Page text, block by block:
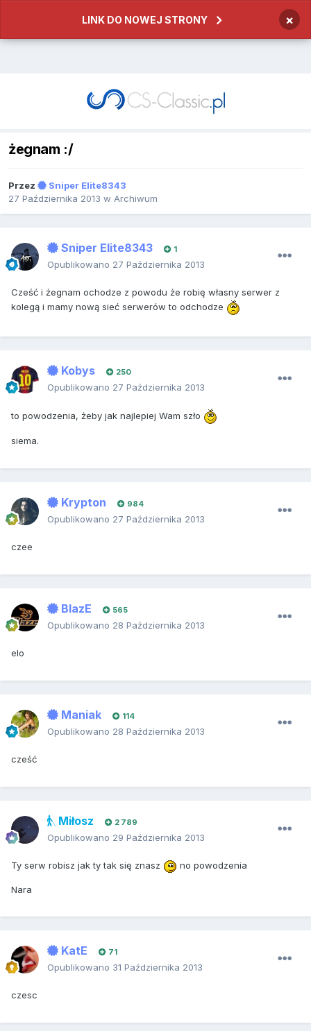
LINK DO NOWEJ STRONY ×
żegnam :/
Przez
Sniper Elite8343
27 Października 2013 w Archiwum
Sniper Elite8343 1
Opublikowano 27 Października 2013
Cześć i żegnam ochodze z powodu że robię własny serwer z
kolegą i mamy nową sieć serwerów to odchodze
Kobys 250
Opublikowano 27 Października 2013
to powodzenia, żeby jak najlepiej Wam szło
siema.
Krypton 984
Opublikowano 27 Października 2013
czee
BlazE 565
Opublikowano 28 Października 2013
elo
Maniak 114
Opublikowano 28 Października 2013
cześć
Miłosz 2 789
Opublikowano 29 Października 2013
Ty serw robisz jak ty tak się znasz no powodzenia
Nara
KatE 71
Opublikowano 31 Października 2013
czesc